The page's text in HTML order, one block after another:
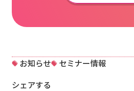
お知らせ
セミナー情報
シェアする